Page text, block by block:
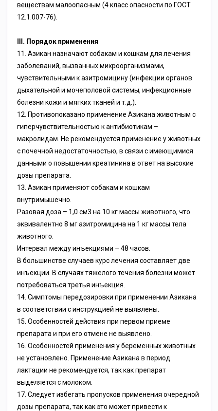
веществам малоопасным (4 класс опасности по ГОСТ
12.1.007-76).
III. Порядок применения
11. Азикан назначают собакам и кошкам для лечения
заболеваний, вызванных микроорганизмами,
чувствительными к азитромицину (инфекции органов
дыхательной и мочеполовой системы, инфекционные
болезни кожи и мягких тканей и т.д.).
12. Противопоказано применение Азикана животным с
гиперчувствительностью к антибиотикам –
макролидам. Не рекомендуется применение у животных
с почечной недостаточностью, в связи с имеющимися
данными о повышении креатинина в ответ на высокие
дозы препарата.
13. Азикан применяют собакам и кошкам
внутримышечно.
Разовая доза – 1,0 см3 на 10 кг массы животного, что
эквивалентно 8 мг азитромицина на 1 кг массы тела
животного.
Интервал между инъекциями – 48 часов.
В большинстве случаев курс лечения составляет две
инъекции. В случаях тяжелого течения болезни может
потребоваться третья инъекция.
14. Симптомы передозировки при применении Азикана
в соответствии с инструкцией не выявлены.
15. Особенностей действия при первом приеме
препарата и при его отмене не выявлено.
16. Особенностей применения у беременных животных
не установлено. Применение Азикана в период
лактации не рекомендуется, так как препарат
выделяется с молоком.
17. Следует избегать пропусков применения очередной
дозы препарата, так как это может привести к